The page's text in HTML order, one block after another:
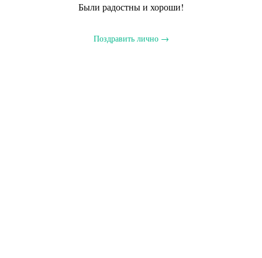
Были радостны и хороши!
Поздравить лично →